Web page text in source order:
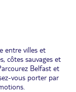
entre villes et
côtes sauvages et
Belfast et
vous porter par